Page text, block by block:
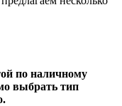
по наличному
выбрать тип